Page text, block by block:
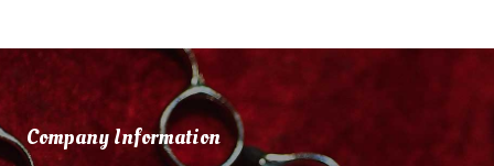
Company Information